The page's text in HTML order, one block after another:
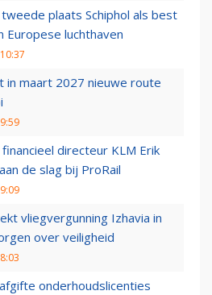
plaats Schiphol als best
Europese luchthaven
in maart 2027 nieuwe route
directeur KLM Erik
de slag bij ProRail
vliegvergunning Izhavia in
over veiligheid
onderhoudslicenties